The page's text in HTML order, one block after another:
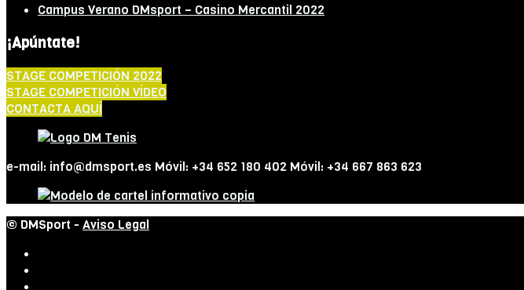
Campus Verano DMsport – Casino Mercantil 2022
¡Apúntate!
STAGE COMPETICIÓN 2022
STAGE COMPETICIÓN VÍDEO
CONTACTA AQUÍ
e-mail: info@dmsport.es Móvil: +34 652 180 402 Móvil: +34 667 863 623
© DMSport - Aviso Legal